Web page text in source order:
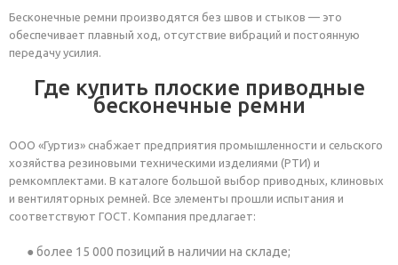
Бесконечные ремни производятся без швов и стыков — это
обеспечивает плавный ход, отсутствие вибраций и постоянную
передачу усилия.
Где купить плоские приводные
бесконечные ремни
ООО «Гуртиз» снабжает предприятия промышленности и сельского
хозяйства резиновыми техническими изделиями (РТИ) и
ремкомплектами. В каталоге большой выбор приводных, клиновых
и вентиляторных ремней. Все элементы прошли испытания и
соответствуют ГОСТ. Компания предлагает:
более 15 000 позиций в наличии на складе;